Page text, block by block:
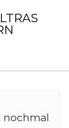
nochmal